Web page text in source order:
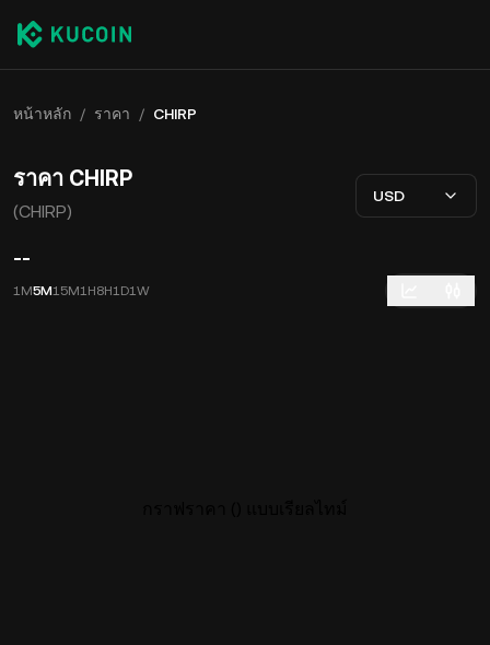
หน้าหลัก / ราคา / CHIRP
ราคา CHIRP
(CHIRP)
USD
--
1M5M15M1H8H1D1W